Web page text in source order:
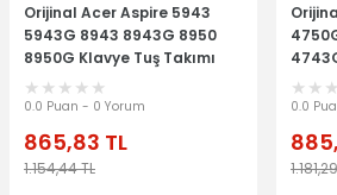
Orijinal Acer Aspire 5943
5943G 8943 8943G 8950
8950G Klavye Tuş Takımı
AEZYA00010 MP-
09N66TQ6920
0.0 Puan - 0 Yorum
865,83 TL
1.154,44TL
0.0
1.181,29